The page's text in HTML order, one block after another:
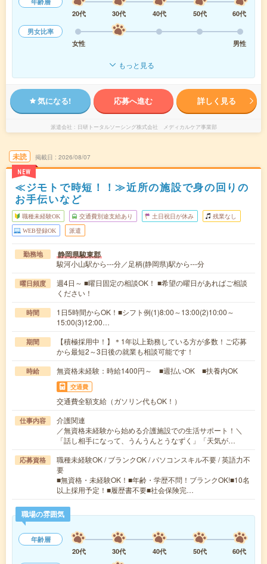
20代
30代 40代 50代
60代
男女比率
女性
男性
もっと見る
気になる! 応募へ進む 詳しく見る
派遣会社 日研トータルソーシング株式会社 メディカルケア事業部
未読
NEW
掲載日 2026/08/07
≪ジモトで時短！！≫近所の施設で身の回りの
お手伝いなど
職種未経験OK 交通費別途支給あり 土日祝日が休み 残業なし
WEB登録OK 派遣
勤務地 静岡県駿東郡
駿河小山駅から---分／足柄(静岡県)駅から---分
曜日頻度
週4日～ ■曜日固定の相談OK！ ■希望の曜日があればご相談
ください！
時間
1日5時間からOK！■シフト例(1)8:00～13:00(2)10:00～
15:00(3)12:00…
期間
【積極採用中！】＊1年以上勤務している方が多数！ご応募
から最短2～3日後の就業も相談可能です！
時給 無資格未経験：時給1400円～ ■週払いOK ■扶養内OK
交通費
交通費全額支給（ガソリン代もOK！）
仕事内容
介護関連
／無資格未経験から始める介護施設での生活サポート！＼
「話し相手になって、うんうんとうなずく」「天気が…
応募資格
職種未経験OK / ブランクOK / パソコンスキル不要 / 英語力不
要
■無資格・未経験OK！■年齢・学歴不問！ブランクOK!■10名
以上採用予定！■履歴書不要■社会保険完…
職場の雰囲気
年齢層
20代
30代 40代 50代
60代